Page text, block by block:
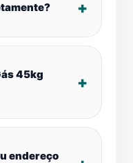
45kg
endereço